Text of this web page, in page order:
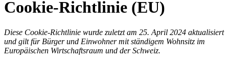
Cookie-Richtlinie (EU)
Diese Cookie-Richtlinie wurde zuletzt am 25. April 2024 aktualisiert
und gilt für Bürger und Einwohner mit ständigem Wohnsitz im
Europäischen Wirtschaftsraum und der Schweiz.